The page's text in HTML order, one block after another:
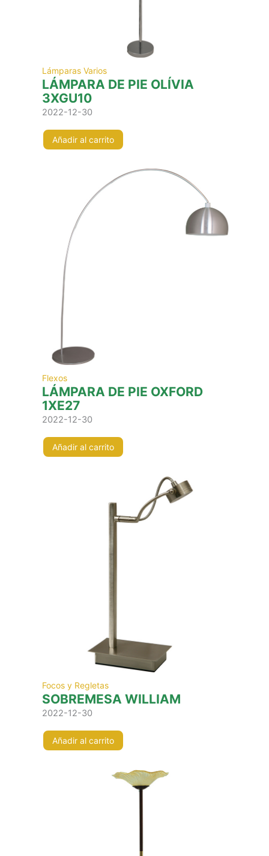
Lámparas Varios
LÁMPARA DE PIE OLÍVIA
3XGU10
2022-12-30
Añadir al carrito
Flexos
LÁMPARA DE PIE OXFORD
1XE27
2022-12-30
Añadir al carrito
Focos y Regletas
SOBREMESA WILLIAM
2022-12-30
Añadir al carrito